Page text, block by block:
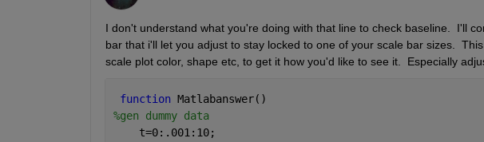
I don't understand what you're doing with that line to check baseline.  I'll
bar that i'll let you adjust to stay locked to one of your scale bar sizes.
scale plot color, shape etc, to get it how you'd like to see it.  Especially
function Matlabanswer()
%gen dummy data
    t=0:.001:10;